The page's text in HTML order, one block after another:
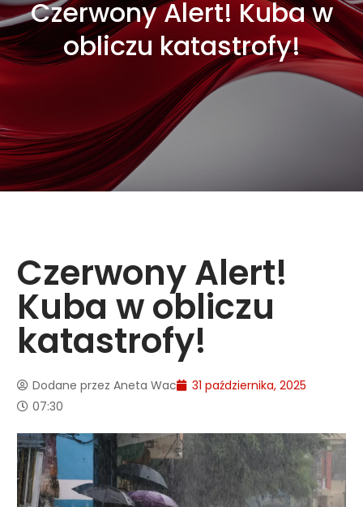
Czerwony Alert! Kuba w
obliczu katastrofy!
Czerwony Alert!
Kuba w obliczu
katastrofy!
Dodane przez Aneta Wac
31 października, 2025
07:30